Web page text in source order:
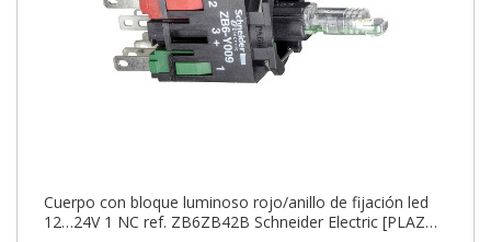
Cuerpo con bloque luminoso rojo/anillo de fijación led
12…24V 1 NC ref. ZB6ZB42B Schneider Electric [PLAZO